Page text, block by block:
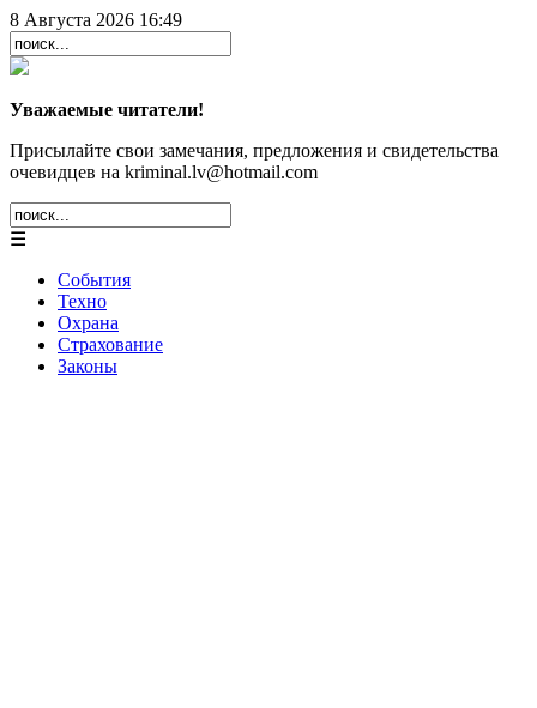
8 Августа 2026 16:49
Уважаемые читатели!
Присылайте свои замечания, предложения и свидетельства
очевидцев на kriminal.lv@hotmail.com
☰
События
Техно
Охрана
Страхование
Законы